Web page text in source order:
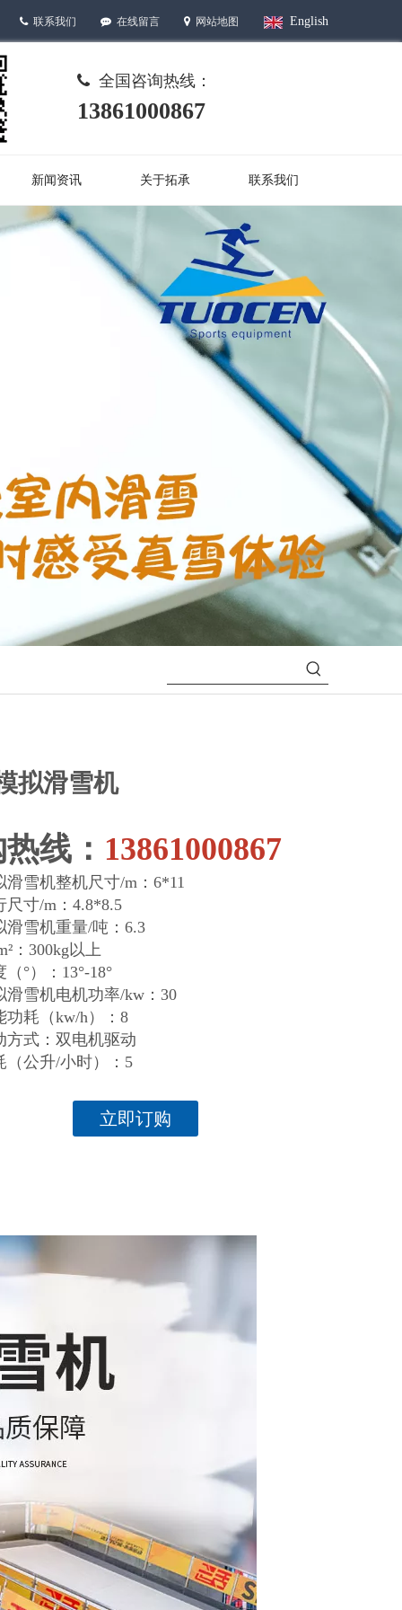
 联系我们  在线留言  网站地图 English
 全国咨询热线：
13861000867
新闻资讯 关于拓承 联系我们
拟滑雪机
线： 13861000867
滑雪机整机尺寸/m：6*11
尺寸/m：4.8*8.5
滑雪机重量/吨：6.3
：300kg以上
°）：13°-18°
滑雪机电机功率/kw：30
功耗（kw/h）：8
方式：双电机驱动
（公升/小时）：5
立即订购